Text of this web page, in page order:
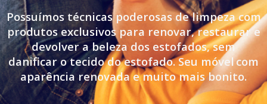
Possuímos técnicas poderosas de limpeza com
produtos exclusivos para renovar, restaurar e
devolver a beleza dos estofados, sem
danificar o tecido do estofado. Seu móvelcom
aparência renovada e muito mais bonito.